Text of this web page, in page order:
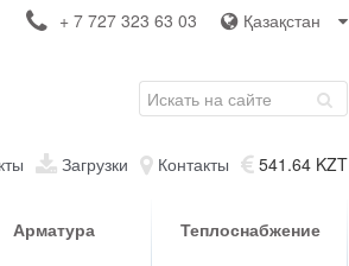
Қазақстан
+ 7 727 323 63 03
Загрузки Контакты 541.64 KZT
Арматура Теплоснабжение